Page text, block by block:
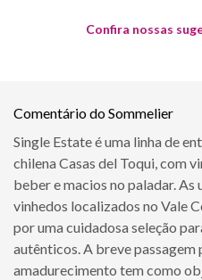
Confira nossas
Comentário do Sommelier
Single Estate é uma linha de
chilena Casas del Toqui, com
beber e macios no paladar. As
vinhedos localizados no Vale
por uma cuidadosa seleção
autênticos. A breve passagem
amadurecimento tem como